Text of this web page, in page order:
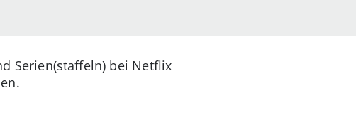
Serien(staffeln) bei Netflix